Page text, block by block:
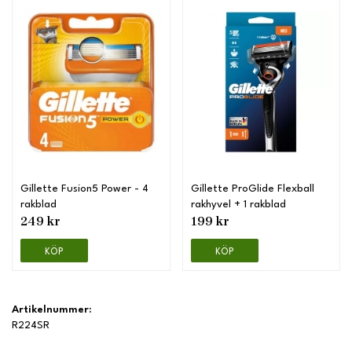
Gillette Fusion5 Power - 4
rakblad
249 kr
KÖP
Gillette ProGlide Flexball
rakhyvel + 1 rakblad
199 kr
KÖP
Artikelnummer:
R224SR